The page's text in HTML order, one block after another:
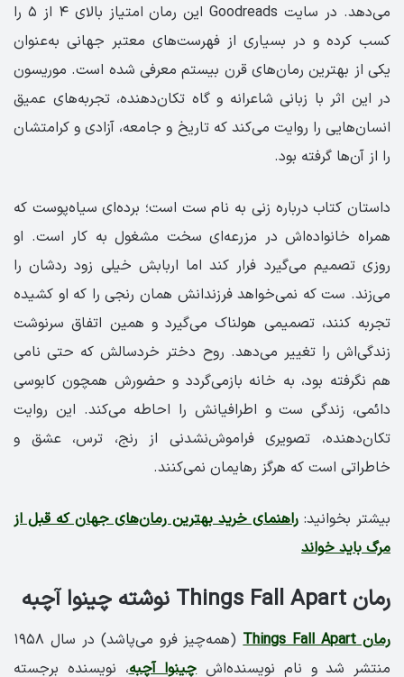
می‌دهد. در سایت Goodreads این رمان امتیاز بالای ۴ از ۵ را
کسب کرده و در بسیاری از فهرست‌های معتبر جهانی به‌عنوان
یکی از بهترین رمان‌های قرن بیستم معرفی شده است. موریسون
در این اثر با زبانی شاعرانه و گاه تکان‌دهنده، تجربه‌های عمیق
انسان‌هایی را روایت می‌کند که تاریخ و جامعه، آزادی و کرامتشان
را از آن‌ها گرفته بود.
داستان کتاب درباره زنی به نام ست است؛ برده‌ای سیاه‌پوست که
همراه خانواده‌اش در مزرعه‌ای سخت مشغول به کار است. او
روزی تصمیم می‌گیرد فرار کند اما اربابش خیلی زود ردشان را
می‌زند. ست که نمی‌خواهد فرزندانش همان رنجی را که او کشیده
تجربه کنند، تصمیمی هولناک می‌گیرد و همین اتفاق سرنوشت
زندگی‌اش را تغییر می‌دهد. روح دختر خردسالش که حتی نامی
هم نگرفته بود، به خانه بازمی‌گردد و حضورش همچون کابوسی
دائمی، زندگی ست و اطرافیانش را احاطه می‌کند. این روایت
تکان‌دهنده، تصویری فراموش‌نشدنی از رنج، ترس، عشق و
خاطراتی است که هرگز رهایمان نمی‌کنند.
بیشتر بخوانید: راهنمای خرید بهترین رمان‌های جهان که قبل از
مرگ باید خواند
رمان Things Fall Apart نوشته چینوا آچبه
رمان Things Fall Apart
(همه‌چیز فرو می‌پاشد) در سال ۱۹۵۸
منتشر شد و نام نویسنده‌اشچینوا آچبه، نویسنده برجسته